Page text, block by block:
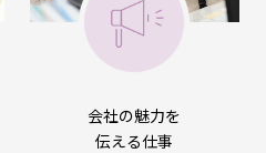
会社の魅力を
伝える仕事